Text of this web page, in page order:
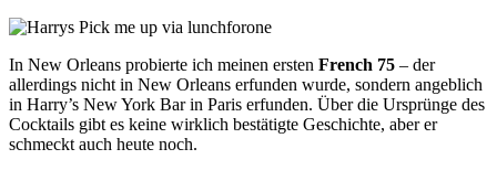
In New Orleans probierte ich meinen ersten French 75 – der
allerdings nicht in New Orleans erfunden wurde, sondern angeblich
in Harry’s New York Bar in Paris erfunden. Über die Ursprünge des
Cocktails gibt es keine wirklich bestätigte Geschichte, aber er
schmeckt auch heute noch.